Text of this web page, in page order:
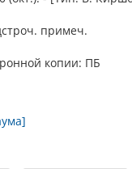
примеч.
копии: ПБ